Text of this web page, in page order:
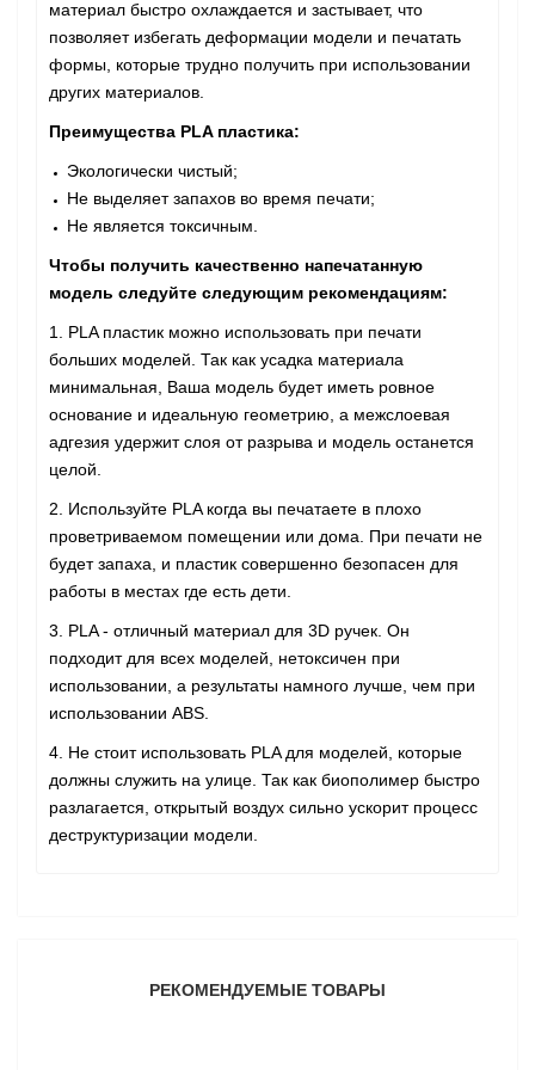
материал быстро охлаждается и застывает, что
позволяет избегать деформации модели и печатать
формы, которые трудно получить при использовании
других материалов.
Преимущества PLA пластика:
Экологически чистый;
Не выделяет запахов во время печати;
Не является токсичным.
Чтобы получить качественно напечатанную
модель следуйте следующим рекомендациям:
1. PLA пластик можно использовать при печати
больших моделей. Так как усадка материала
минимальная, Ваша модель будет иметь ровное
основание и идеальную геометрию, а межслоевая
адгезия удержит слоя от разрыва и модель останется
целой.
2. Используйте PLA когда вы печатаете в плохо
проветриваемом помещении или дома. При печати не
будет запаха, и пластик совершенно безопасен для
работы в местах где есть дети.
3. PLA - отличный материал для 3D ручек. Он
подходит для всех моделей, нетоксичен при
использовании, а результаты намного лучше, чем при
использовании ABS.
4. Не стоит использовать PLA для моделей, которые
должны служить на улице. Так как биополимер быстро
разлагается, открытый воздух сильно ускорит процесс
деструктуризации модели.
РЕКОМЕНДУЕМЫЕ ТОВАРЫ